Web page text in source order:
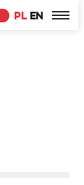
PL EN